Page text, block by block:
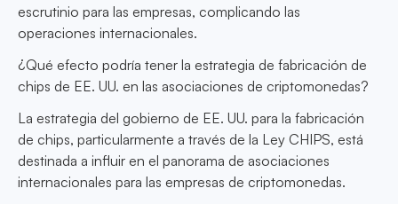
escrutinio para las empresas, complicando las
operaciones internacionales.
¿Qué efecto podría tener la estrategia de fabricación de
chips de EE. UU. en las asociaciones de criptomonedas?
La estrategia del gobierno de EE. UU. para la fabricación
de chips, particularmente a través de la Ley CHIPS, está
destinada a influir en el panorama de asociaciones
internacionales para las empresas de criptomonedas.